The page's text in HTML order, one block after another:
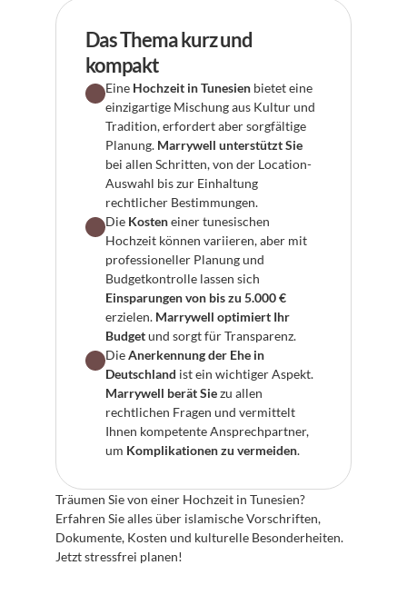
Das Thema kurz und
kompakt
Eine Hochzeit in Tunesien bietet eine
einzigartige Mischung aus Kultur und
Tradition, erfordert aber sorgfältige
Planung. Marrywell unterstützt Sie
bei allen Schritten, von der Location-
Auswahl bis zur Einhaltung
rechtlicher Bestimmungen.
Die Kosten einer tunesischen
Hochzeit können variieren, aber mit
professioneller Planung und
Einsparungen von bis zu 5.000 €
erzielen. Marrywell optimiert Ihr
Budget und sorgt für Transparenz.
Die Anerkennung der Ehe in
Deutschland
Marrywell berät Sie zu allen
rechtlichen Fragen und vermittelt
Ihnen kompetente Ansprechpartner,
um Komplikationen zu vermeiden.
Träumen Sie von einer Hochzeit in Tunesien?
Erfahren Sie alles über islamische Vorschriften,
Dokumente, Kosten und kulturelle Besonderheiten.
Jetzt stressfrei planen!